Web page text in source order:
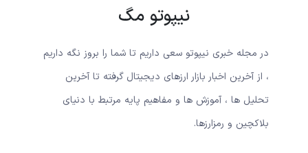
نیپوتو مگ
در مجله خبری نیپوتو سعی داریم تا شما را بروز نگه داریم
، از آخرین اخبار بازار ارزهای دیجیتال گرفته تا آخرین
تحلیل ها ، آموزش ها و مفاهیم پایه مرتبط با دنیای
بلاکچین و رمزارزها.